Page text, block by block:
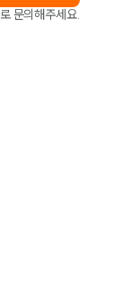
로 문의해주세요.